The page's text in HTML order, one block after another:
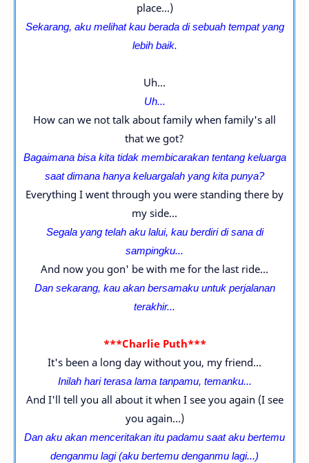
place...)
Sekarang, aku melihat kau berada di sebuah tempat yang
lebih baik.
Uh...
Uh...
How can we not talk about family when family's all
that we got?
Bagaimana bisa kita tidak membicarakan tentang keluarga
saat dimana hanya keluargalah yang kita punya?
Everything I went through you were standing there by
my side...
Segala yang telah aku lalui, kau berdiri di sana di
sampingku...
And now you gon' be with me for the last ride...
Dan sekarang, kau akan bersamaku untuk perjalanan
terakhir...
***Charlie Puth***
It's been a long day without you, my friend...
Inilah hari terasa lama tanpamu, temanku...
And I'll tell you all about it when I see you again (I see
you again...)
Dan aku akan menceritakan itu padamu saat aku bertemu
denganmu lagi (aku bertemu denganmu lagi...)